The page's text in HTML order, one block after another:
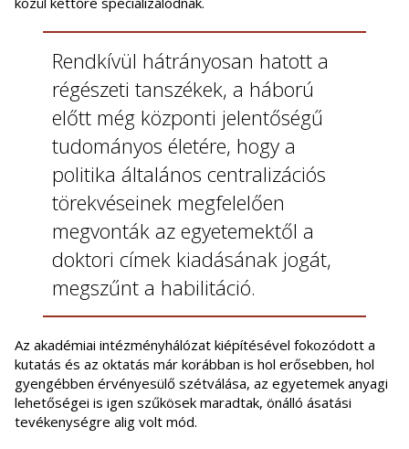
Rendkívül hátrányosan hatott a
régészeti tanszékek, a háború
előtt még központi jelentőségű
tudományos életére, hogy a
politika általános centralizációs
törekvéseinek megfelelően
megvonták az egyetemektől a
doktori címek kiadásának jogát,
megszűnt a habilitáció.
Az akadémiai intézményhálózat kiépítésével fokozódott a
kutatás és az oktatás már korábban is hol erősebben, hol
gyengébben érvényesülő szétválása, az egyetemek anyagi
lehetőségei is igen szűkösek maradtak, önálló ásatási
tevékenységre alig volt mód.